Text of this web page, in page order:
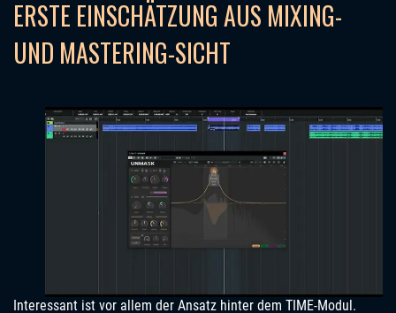
ERSTE EINSCHÄTZUNG AUS MIXING-
UND MASTERING-SICHT
Interessant ist vor allem der Ansatz hinter dem TIME-Modul.